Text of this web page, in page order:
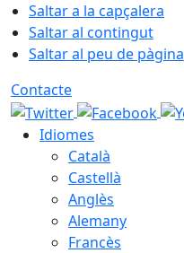
Saltar a la capçalera
Saltar al contingut
Saltar al peu de pàgina
Contacte
Idiomes
Català
Castellà
Anglès
Alemany
Francès